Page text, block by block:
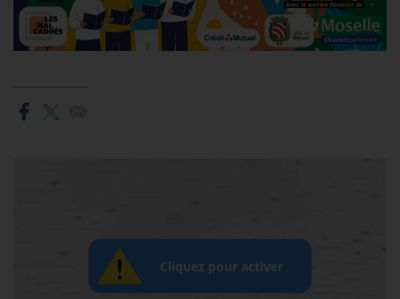
Cliquez pour activer